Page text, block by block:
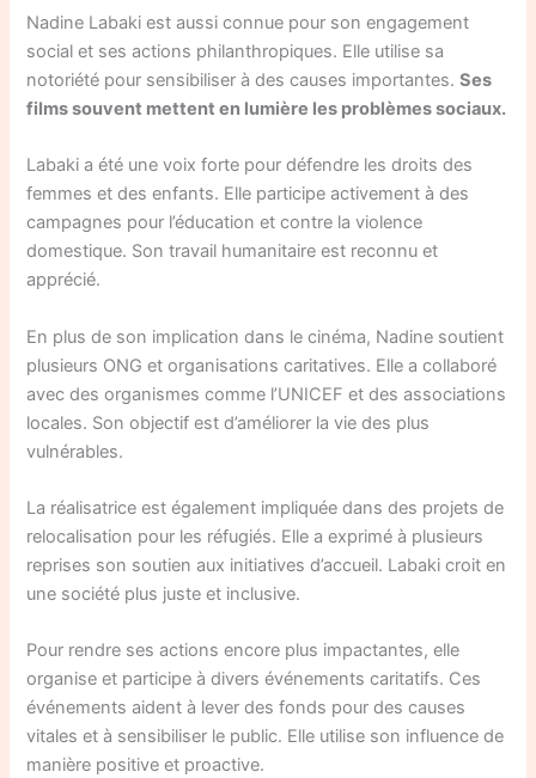
Nadine Labaki est aussi connue pour son engagement
social et ses actions philanthropiques. Elle utilise sa
notoriété pour sensibiliser à des causes importantes.Ses
films souvent mettent en lumière les problèmes sociaux.
Labaki a été une voix forte pour défendre les droits des
femmes et des enfants. Elle participe activement à des
campagnes pour l’éducation et contre la violence
domestique. Son travail humanitaire est reconnu et
apprécié.
En plus de son implication dans le cinéma, Nadine soutient
plusieurs ONG et organisations caritatives. Elle a collaboré
avec des organismes comme l’UNICEF et des associations
locales. Son objectif est d’améliorer la vie des plus
vulnérables.
La réalisatrice est également impliquée dans des projets de
relocalisation pour les réfugiés. Elle a exprimé à plusieurs
reprises son soutien aux initiatives d’accueil. Labaki croit en
une société plus juste et inclusive.
Pour rendre ses actions encore plus impactantes, elle
organise et participe à divers événements caritatifs. Ces
événements aident à lever des fonds pour des causes
vitales et à sensibiliser le public. Elle utilise son influence de
manière positive et proactive.